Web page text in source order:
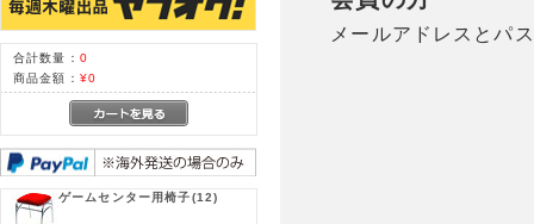
合計数量： 0
商品金額： ¥0
ゲームセンター用椅子(12)
メールアドレスとパ